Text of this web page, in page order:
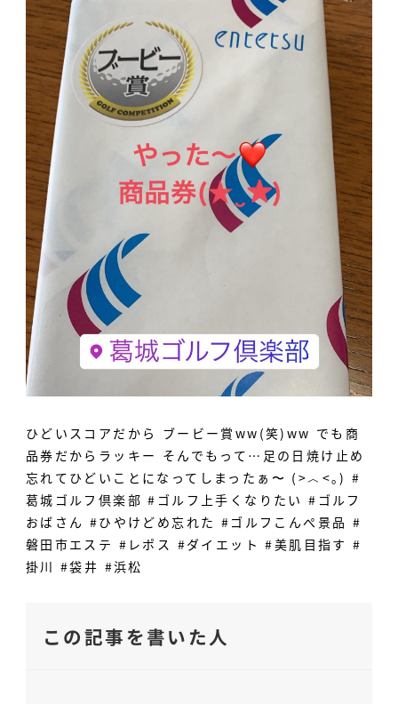
ひどいスコアだから ブービー賞ww(笑)ww でも商
品券だからラッキー そんでもって…足の日焼け止め
忘れてひどいことになってしまったぁ〜 (>︿<｡) #
葛城ゴルフ倶楽部 #ゴルフ上手くなりたい #ゴルフ
おばさん #ひやけどめ忘れた #ゴルフこんぺ景品 #
磐田市エステ #レポス #ダイエット #美肌目指す #
掛川 #袋井 #浜松
この記事を書いた人